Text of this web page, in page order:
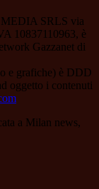
SRLS via
10837110963, è
Gazzanet di
e grafiche) è DDD
oggetto i contenuti
a Milan news,